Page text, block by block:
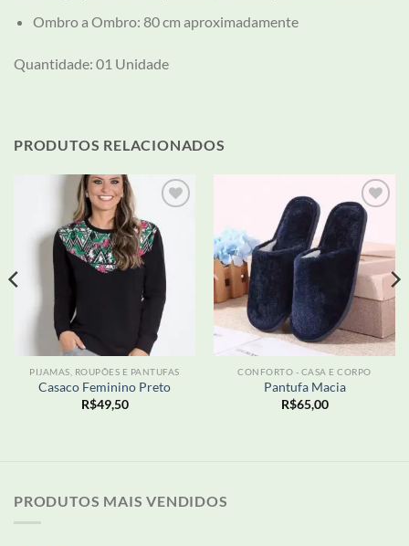
Ombro a Ombro: 80 cm aproximadamente
Quantidade: 01 Unidade
PRODUTOS RELACIONADOS
Adicionar
aos meus
desejos
PIJAMAS, ROUPÕES E PANTUFAS
Casaco Feminino Preto
R$49,50
Adicionar
aos meus
desejos
CONFORTO - CASA E CORPO
Pantufa Macia
R$65,00
PRODUTOS MAIS VENDIDOS